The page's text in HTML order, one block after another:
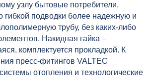
узлу бытовые потребители,
гибкой подводки более надежную и
трубу, без каких-либо
Накидная гайка –
комплектуется прокладкой. К
пресс-фитингов VALTEC
отопления и технологические